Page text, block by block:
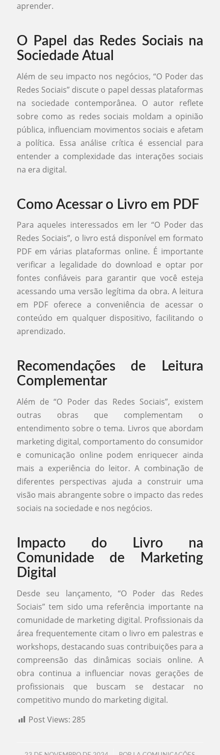
aprender.
O Papel das Redes Sociais na
Sociedade Atual
Além de seu impacto nos negócios, “O Poder das
Redes Sociais” discute o papel dessas plataformas
na sociedade contemporânea. O autor reflete
sobre como as redes sociais moldam a opinião
pública, influenciam movimentos sociais e afetam
a política. Essa análise crítica é essencial para
entender a complexidade das interações sociais
na era digital.
Como Acessar o Livro em PDF
Para aqueles interessados em ler “O Poder das
Redes Sociais”, o livro está disponível em formato
PDF em várias plataformas online. É importante
verificar a legalidade do download e optar por
fontes confiáveis para garantir que você esteja
acessando uma versão legítima da obra. A leitura
em PDF oferece a conveniência de acessar o
conteúdo em qualquer dispositivo, facilitando o
aprendizado.
Recomendações de Leitura
Complementar
Além de “O Poder das Redes Sociais”, existem
outras obras que complementam o
entendimento sobre o tema. Livros que abordam
marketing digital, comportamento do consumidor
e comunicação online podem enriquecer ainda
mais a experiência do leitor. A combinação de
diferentes perspectivas ajuda a construir uma
visão mais abrangente sobre o impacto das redes
sociais na sociedade e nos negócios.
Impacto do Livro na
Comunidade de Marketing
Digital
Desde seu lançamento, “O Poder das Redes
Sociais” tem sido uma referência importante na
comunidade de marketing digital. Profissionais da
área frequentemente citam o livro em palestras e
workshops, destacando suas contribuições para a
compreensão das dinâmicas sociais online. A
obra continua a influenciar novas gerações de
profissionais que buscam se destacar no
competitivo mundo do marketing digital.
Post Views: 285